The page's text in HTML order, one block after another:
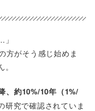
方がそう感じ始めま
、約10%/10年（1%/
研究で確認されていま